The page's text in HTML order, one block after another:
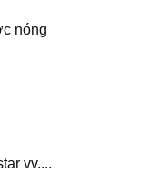
nóng
vv....